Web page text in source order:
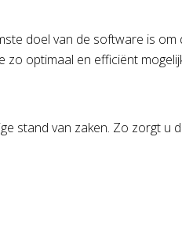
doel van de software is
optimaal en efficiënt
stand van zaken. Zo zorgt